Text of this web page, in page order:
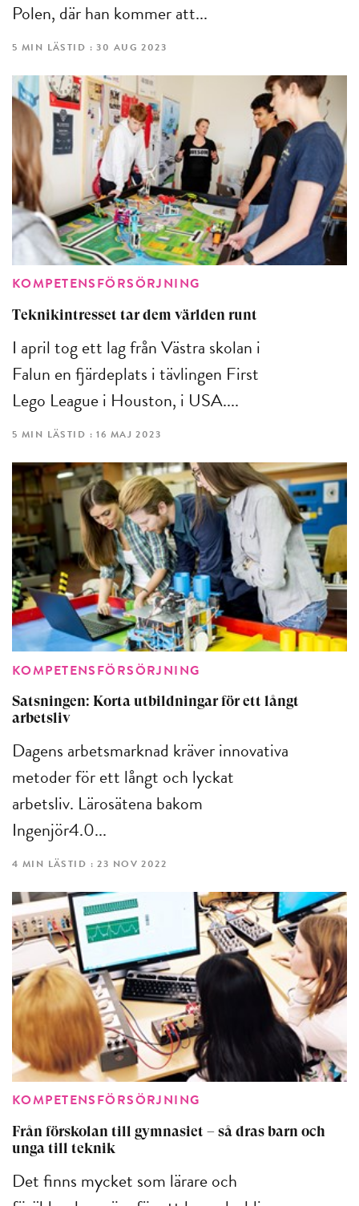
Polen, där han kommer att...
5 MIN LÄSTID : 30 AUG 2023
KOMPETENSFÖRSÖRJNING
Teknikintresset tar dem världen runt
I april tog ett lag från Västra skolan i
Falun en fjärdeplats i tävlingen First
Lego League i Houston, i USA....
5 MIN LÄSTID : 16 MAJ 2023
KOMPETENSFÖRSÖRJNING
Satsningen: Korta utbildningar för ett långt
arbetsliv
Dagens arbetsmarknad kräver innovativa
metoder för ett långt och lyckat
arbetsliv. Lärosätena bakom
Ingenjör4.0...
4 MIN LÄSTID : 23 NOV 2022
KOMPETENSFÖRSÖRJNING
Från förskolan till gymnasiet – så dras barn och
unga till teknik
Det finns mycket som lärare och